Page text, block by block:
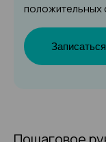
положительных